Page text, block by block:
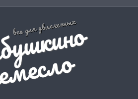
все для увлеченных